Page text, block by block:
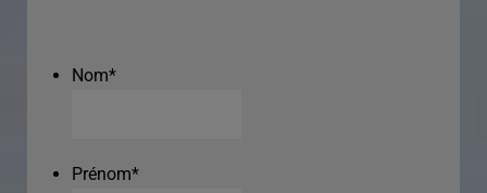
Nom*
Prénom*